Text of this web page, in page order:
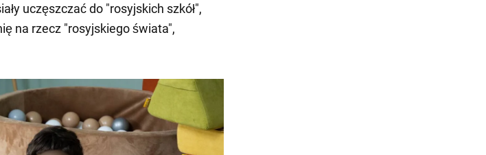
uczęszczać do "rosyjskich szkół",
na rzecz "rosyjskiego świata",